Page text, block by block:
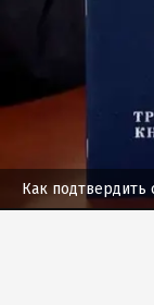
Как подтвердить